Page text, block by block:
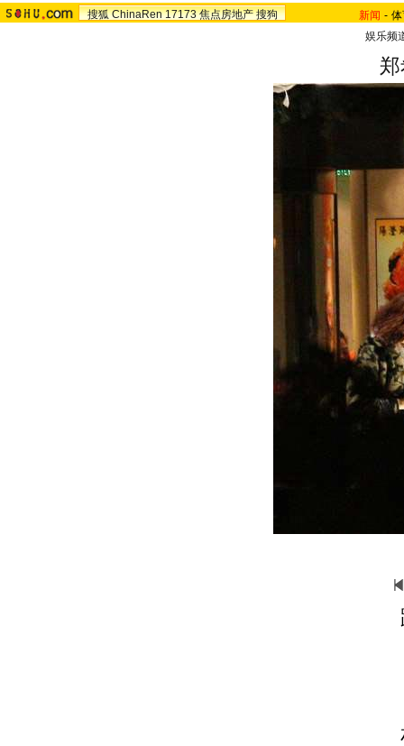
搜狐 ChinaRen 17173 焦点房地产 搜狗 新闻 -
娱乐频